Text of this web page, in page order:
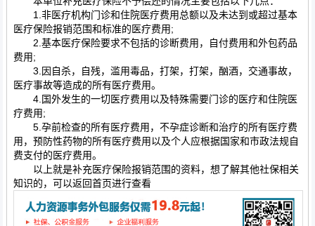
1.非医疗机构门诊和住院医疗费用总额以及未达到或超过基本
医疗保险报销范围和标准的医疗费用;
2.基本医疗保险要求不包括的诊断费用，自付费用和外包药品
费用;
3.因自杀，自残，滥用毒品，打架，打架，酗酒，交通事故，
医疗事故等造成的所有医疗费用。
4.国外发生的一切医疗费用以及特殊需要门诊的医疗和住院医
疗费用;
5.孕前检查的所有医疗费用，不孕症诊断和治疗的所有医疗费
用，预防性药物的所有医疗费用以及个人应根据国家和市政法规自
费支付的医疗费用。
以上就是补充医疗保险报销范围的资料，想了解其他社保相关
知识的，可以返回首页进行查看